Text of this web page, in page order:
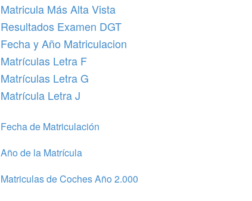
Matricula Más Alta Vista
Resultados Examen DGT
Fecha y Año Matriculacion
Matrículas Letra F
Matrículas Letra G
Matrícula Letra J
Fecha de Matriculación
Año de la Matrícula
Matriculas de Coches Año 2.000